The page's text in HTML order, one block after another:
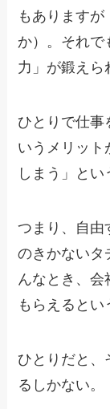
もありますが
か）。それで
力」が鍛えら
ひとりで仕事
いうメリット
しまう」とい
つまり、自由
のきかないタ
んなとき、会
もらえるとい
ひとりだと、
るしかない。